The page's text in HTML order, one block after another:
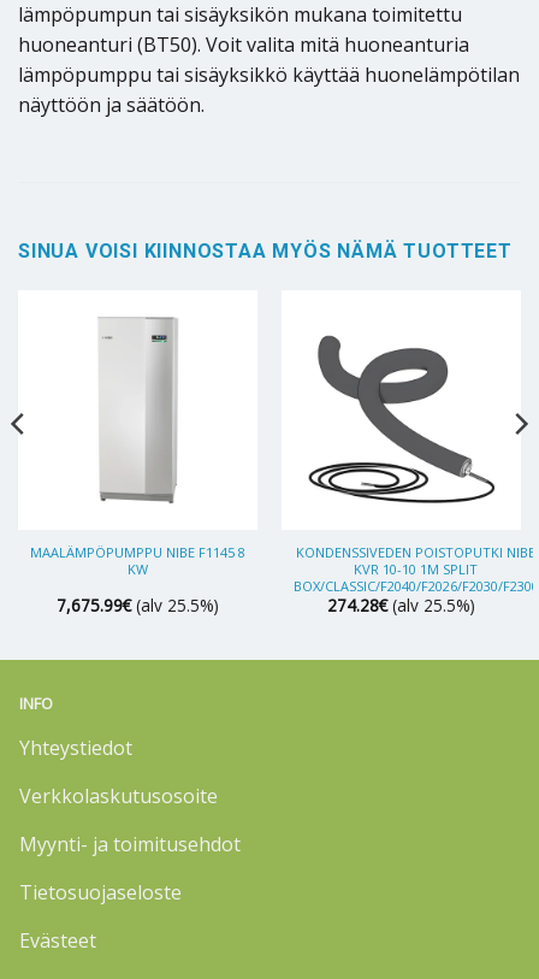
lämpöpumpun tai sisäyksikön mukana toimitettu
huoneanturi (BT50). Voit valita mitä huoneanturia
lämpöpumppu tai sisäyksikkö käyttää huonelämpötilan
näyttöön ja säätöön.
SINUA VOISI KIINNOSTAA MYÖS NÄMÄ TUOTTEET
MAALÄMPÖPUMPPU NIBE F1145 8
KW
7,675.99€ (alv 25.5%)
KONDENSSIVEDEN POISTOPUTKI NIBE
KVR 10-10 1M SPLIT
BOX/CLASSIC/F2040/F2026/F2030/F2300
274.28€ (alv 25.5%)
INFO
Yhteystiedot
Verkkolaskutusosoite
Myynti- ja toimitusehdot
Tietosuojaseloste
Evästeet